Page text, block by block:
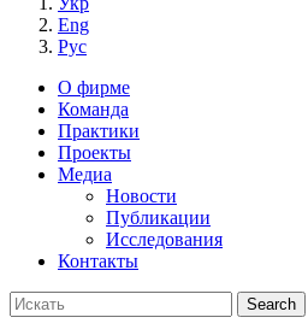
Eng
Рус
О фирме
Команда
Практики
Проекты
Медиа
Новости
Публикации
Исследования
Контакты